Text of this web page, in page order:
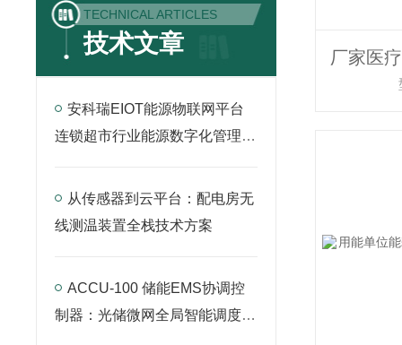
TECHNICAL ARTICLES
技术文章
安科瑞EIOT能源物联网平台
连锁超市行业能源数字化管理解
从传感器到云平台：配电房无
线测温装置全栈技术方案
ACCU-100 储能EMS协调控
制器：光储微网全局智能调度中
厂家医